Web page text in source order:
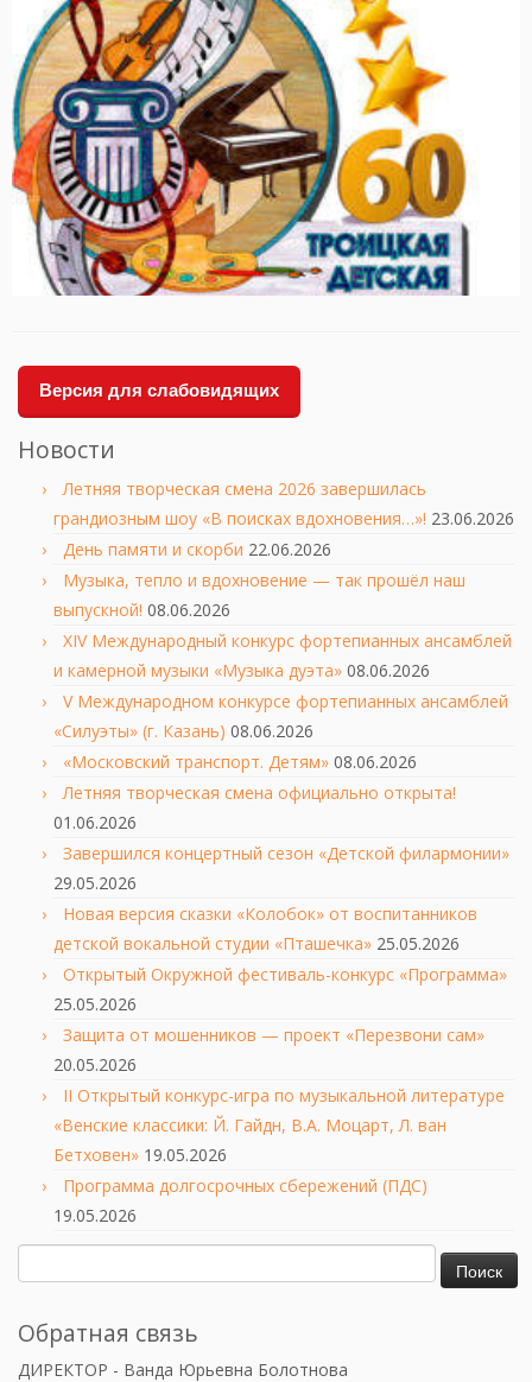
Версия для слабовидящих
Новости
Летняя творческая смена 2026 завершилась
грандиозным шоу «В поисках вдохновения…»! 23.06.2026
День памяти и скорби 22.06.2026
Музыка, тепло и вдохновение — так прошёл наш
выпускной! 08.06.2026
XIV Международный конкурс фортепианных ансамблей
и камерной музыки «Музыка дуэта» 08.06.2026
V Международном конкурсе фортепианных ансамблей
«Силуэты» (г. Казань) 08.06.2026
«Московский транспорт. Детям» 08.06.2026
Летняя творческая смена официально открыта!
01.06.2026
Завершился концертный сезон «Детской филармонии»
29.05.2026
Новая версия сказки «Колобок» от воспитанников
детской вокальной студии «Пташечка» 25.05.2026
Открытый Окружной фестиваль-конкурс «Программа»
25.05.2026
Защита от мошенников — проект «Перезвони сам»
20.05.2026
II Открытый конкурс-игра по музыкальной литературе
«Венские классики: Й. Гайдн, В.А. Моцарт, Л. ван
Бетховен» 19.05.2026
Программа долгосрочных сбережений (ПДС)
19.05.2026
Обратная связь
ДИРЕКТОР - Ванда Юрьевна Болотнова